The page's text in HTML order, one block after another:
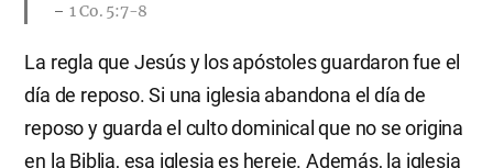
1 Co. 5:7-8
La regla que Jesús y los apóstoles guardaron fue el
día de reposo. Si una iglesia abandona el día de
reposo y guarda el culto dominical que no se origina
en la Biblia, esa iglesia es hereje. Además, la iglesia